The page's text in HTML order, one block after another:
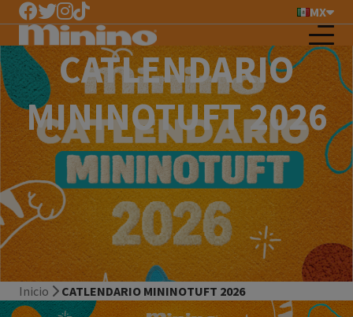
MX
CATLENDARIO
MININOTUFT 2026
Inicio CATLENDARIO MININOTUFT 2026